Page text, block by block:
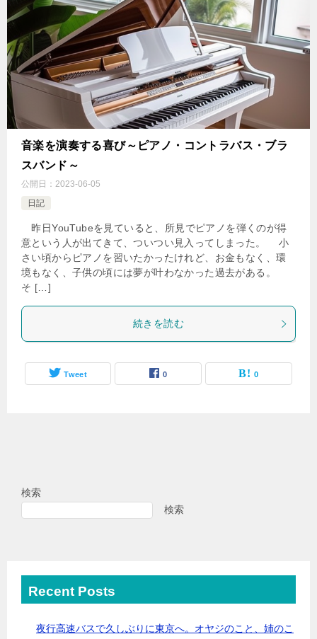
音楽を演奏する喜び～ピアノ・コントラバス・ブラ
スバンド～
公開日： 2023-06-05
日記
昨日YouTubeを見ていると、所見でピアノを弾くのが得
意という人が出てきて、ついつい見入ってしまった。 小
さい頃からピアノを習いたかったけれど、お金もなく、環
境もなく、子供の頃には夢が叶わなかった過去がある。
そ […]
続きを読む
Tweet 0 0
検索
検索
Recent Posts
夜行高速バスで久しぶりに東京へ。オヤジのこと、姉のこ